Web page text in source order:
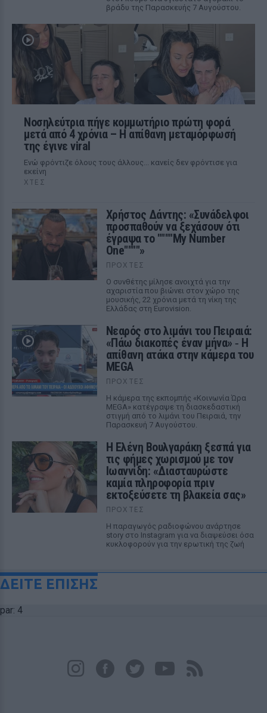
βράδυ της Παρασκευής 7 Αυγούστου.
Νοσηλεύτρια πήγε κομμωτήριο πρώτη φορά
μετά από 4 χρόνια – Η απίθανη μεταμόρφωσή
της έγινε viral
Ενώ φρόντιζε όλους τους άλλους... κανείς δεν φρόντισε για
εκείνη
ΧΤΕΣ
Χρήστος Δάντης: «Συνάδελφοι
προσπαθούν να ξεχάσουν ότι
έγραψα το """"My Number
One""""»
ΠΡΟΧΤΈΣ
Ο συνθέτης μίλησε ανοιχτά για την
αχαριστία που βιώνει στον χώρο της
μουσικής, 22 χρόνια μετά τη νίκη της
Ελλάδας στη Eurovision.
Νεαρός στο λιμάνι του Πειραιά:
«Πάω διακοπές έναν μήνα» ‑ Η
απίθανη ατάκα στην κάμερα του
MEGA
ΠΡΟΧΤΈΣ
Η κάμερα της εκπομπής «Κοινωνία Ώρα
MEGA» κατέγραψε τη διασκεδαστική
στιγμή από το λιμάνι του Πειραιά, την
Παρασκευή 7 Αυγούστου.
Η Ελένη Βουλγαράκη ξεσπά για
τις φήμες χωρισμού με τον
Ιωαννίδη: «Διασταυρώστε
καμία πληροφορία πριν
εκτοξεύσετε τη βλακεία σας»
ΠΡΟΧΤΈΣ
Η παραγωγός ραδιοφώνου ανάρτησε
story στο Instagram για να διαψεύσει όσα
κυκλοφορούν για την ερωτική της ζωή
ΔΕΙΤΕ ΕΠΙΣΗΣ
par: 4